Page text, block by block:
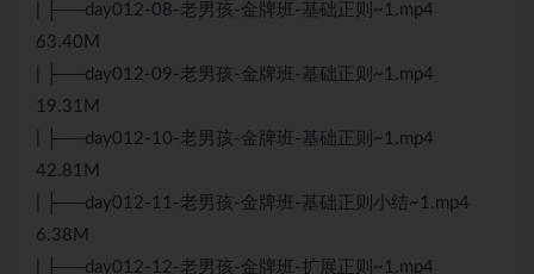
| ├──day012-08-老男孩-金牌班-基础正则~1.mp4
63.40M
| ├──day012-09-老男孩-金牌班-基础正则~1.mp4
19.31M
| ├──day012-10-老男孩-金牌班-基础正则~1.mp4
42.81M
| ├──day012-11-老男孩-金牌班-基础正则小结~1.mp4
6.38M
| ├──day012-12-老男孩-金牌班-扩展正则~1.mp4